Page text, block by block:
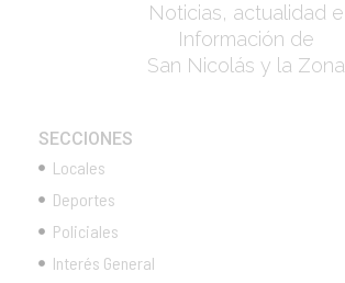
Noticias, actualidad e
Información de
San Nicolás y la Zona
SECCIONES
Locales
Deportes
Policiales
Interés General